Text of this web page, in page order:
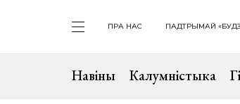
ПРА НАС ПАДТРЫМАЙ
Навіны Калумністыка